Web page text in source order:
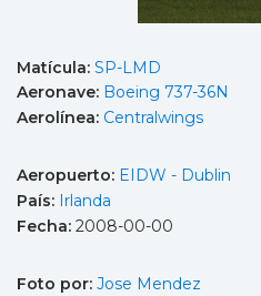
Matícula: SP-LMD
Aeronave: Boeing 737-36N
Aerolínea: Centralwings
Aeropuerto: EIDW - Dublin
País: Irlanda
Fecha: 2008-00-00
Foto por: Jose Mendez